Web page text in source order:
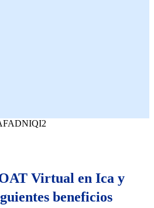
Virtual en Ica y
beneficios